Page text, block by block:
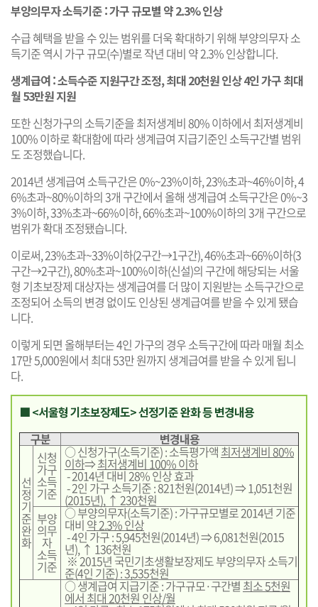
부양의무자 소득기준 : 가구 규모별 약 2.3% 인상
수급 혜택을 받을 수 있는 범위를 더욱 확대하기 위해 부양의무자 소
득기준 역시 가구 규모(수)별로 작년 대비 약 2.3% 인상합니다.
생계급여 : 소득수준 지원구간 조정, 최대 20천원 인상 4인 가구 최대
월 53만원 지원
또한 신청가구의 소득기준을 최저생계비 80% 이하에서 최저생계비
100% 이하로 확대함에 따라 생계급여 지급기준인 소득구간별 범위
도 조정했습니다.
2014년 생계급여 소득구간은 0%~23%이하, 23%초과~46%이하, 4
6%초과~80%이하의 3개 구간에서 올해 생계급여 소득구간은 0%~3
3%이하, 33%초과~66%이하, 66%초과~100%이하의 3개 구간으로
범위가 확대 조정됐습니다.
이로써, 23%초과~33%이하(2구간→1구간), 46%초과~66%이하(3
구간→2구간), 80%초과~100%이하(신설)의 구간에 해당되는 서울
형 기초보장제 대상자는 생계급여를 더 많이 지원받는 소득구간으로
조정되어 소득의 변경 없이도 인상된 생계급여를 받을 수 있게 됐습
니다.
이렇게 되면 올해부터는 4인 가구의 경우 소득구간에 따라 매월 최소
17만 5,000원에서 최대 53만 원까지 생계급여를 받을 수 있게 됩니
다.
■ <서울형 기초보장제도> 선정기준 완화 등 변경내용
구분
변경내용
선
정
기
준
완
화
신청
가구
소득
기준
○ 신청가구(소득기준) : 소득평가액최저생계비 80%
이하⇒최저생계비 100% 이하
- 2014년 대비 28% 인상 효과
- 2인 가구 소득기준 : 821천원(2014년) ⇒ 1,051천원
(2015년), ↑ 230천원
부양
의무
자
소득
기준
○ 부양의무자(소득기준) : 가구규모별로 2014년 기준
대비 약 2.3% 인상
- 4인 가구 : 5,945천원(2014년) ⇒ 6,081천원(2015
년), ↑ 136천원
※ 2015년 국민기초생활보장제도 부양의무자 소득기
준(4인 기준) : 3,535천원
○ 생계급여 지급기준 : 가구규모·구간별최소 5천원
에서 최대 20천원 인상/월